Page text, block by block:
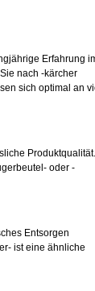
Erfahrung
nach -kärcher
sich optimal an
Produktqualität.
oder -
Entsorgen
ist eine ähnliche